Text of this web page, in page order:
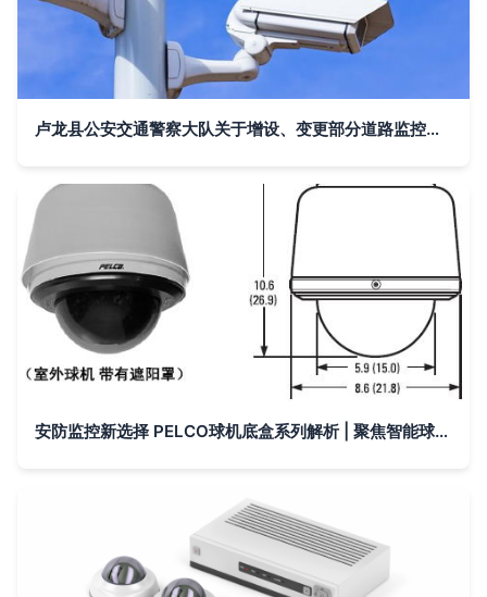
卢龙县公安交通警察大队关于增设、变更部分道路监控设备的公告
安防监控新选择 PELCO球机底盒系列解析 | 聚焦智能球机配件升级